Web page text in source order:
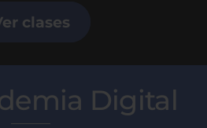
clases
Digital